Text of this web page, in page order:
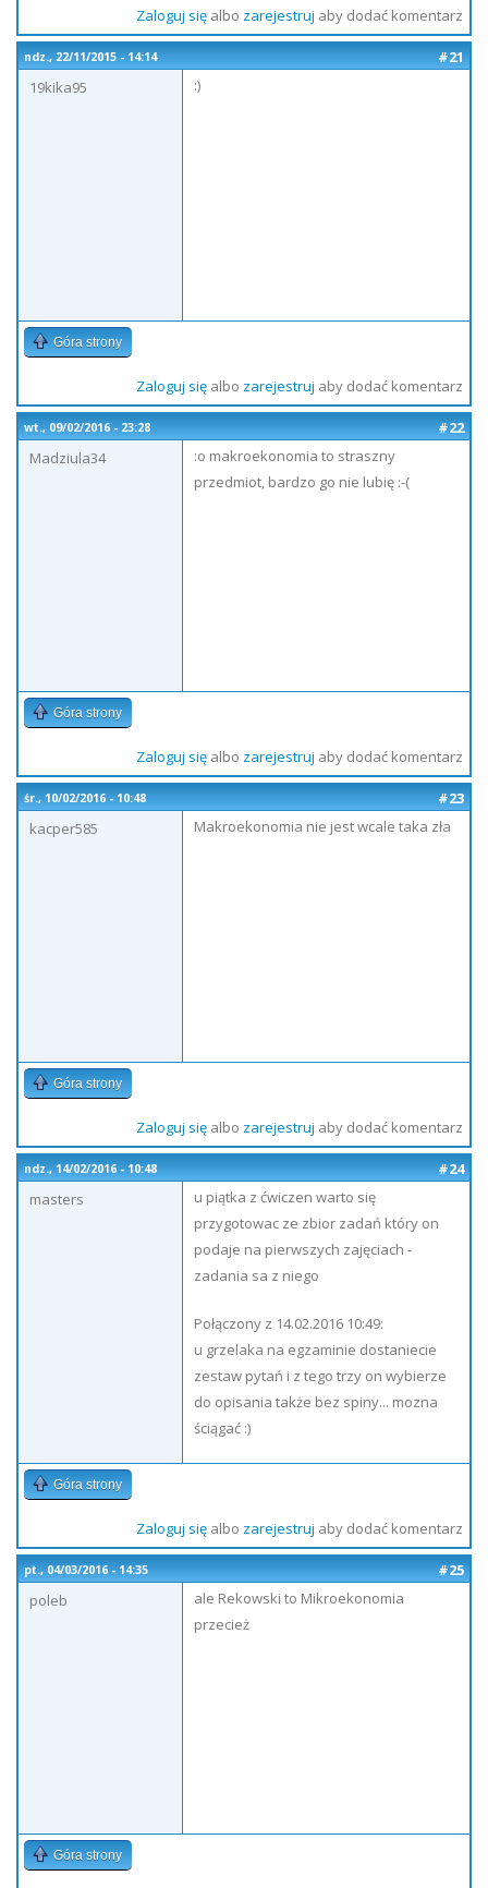
Zaloguj sięalbo zarejestruj aby dodać komentarz
ndz., 22/11/2015 - 14:14
#21
19kika95
:)
Góra strony
Zaloguj sięalbo zarejestruj aby dodać komentarz
wt., 09/02/2016 - 23:28
#22
Madziula34
:o makroekonomia to straszny
przedmiot, bardzo go nie lubię :-(
Góra strony
Zaloguj sięalbo zarejestruj aby dodać komentarz
śr., 10/02/2016 - 10:48
#23
kacper585
Makroekonomia nie jest wcale taka zła
Góra strony
Zaloguj sięalbo zarejestruj aby dodać komentarz
ndz., 14/02/2016 - 10:48
#24
masters
u piątka z ćwiczen warto się
przygotowac ze zbior zadań który on
podaje na pierwszych zajęciach -
zadania sa z niego
Połączony z 14.02.2016 10:49:
u grzelaka na egzaminie dostaniecie
zestaw pytań i z tego trzy on wybierze
do opisania także bez spiny... mozna
ściągać :)
Góra strony
Zaloguj sięalbo zarejestruj aby dodać komentarz
pt., 04/03/2016 - 14:35
#25
poleb
ale Rekowski to Mikroekonomia
przecież
Góra strony